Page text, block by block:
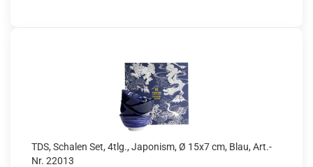
TDS, Schalen Set, 4tlg., Japonism, Ø 15x7 cm, Blau, Art.-
Nr. 22013